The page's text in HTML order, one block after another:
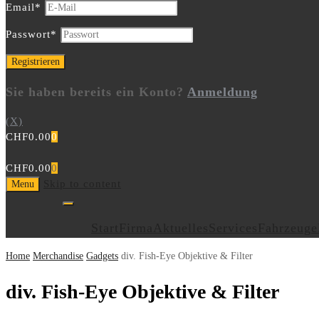
Email*
Passwort*
Sie haben bereits ein Konto? Anmeldung
(X)
CHF0.000
CHF0.000
Menu
Home Merchandise Gadgets div. Fish-Eye Objektive & Filter
div. Fish-Eye Objektive & Filter